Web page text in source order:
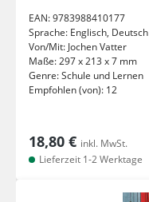
EAN:9783988410177
Sprache: Englisch, Deutsch
Von/Mit: Jochen Vatter
Maße:297 x 213 x 7 mm
Genre:Schule und Lernen
Empfohlen (von): 12
18,80 € inkl. MwSt.
Lieferzeit 1-2 Werktage